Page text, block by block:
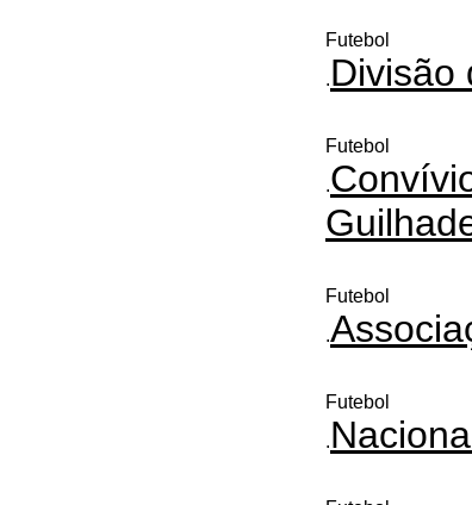
Futebol
.Divisão
Futebol
.
Futebol
.
Futebol
.